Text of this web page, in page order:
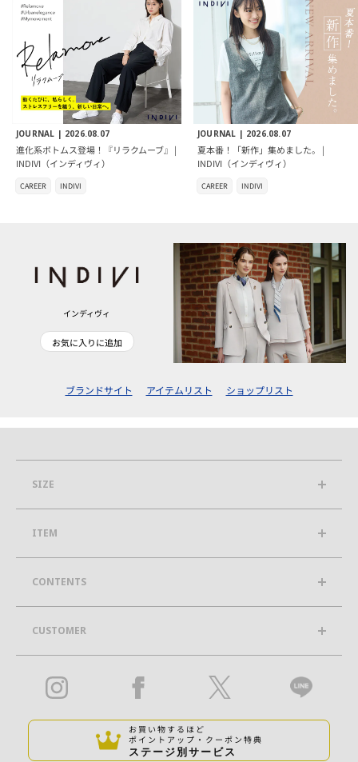
JOURNAL | 2026.08.07
進化系ボトムス登場！『リラクムーブ』 |
INDIVI（インディヴィ）
CAREER INDIVI
JOURNAL | 2026.08.07
夏本番！「新作」集めました。 |
INDIVI（インディヴィ）
CAREER INDIVI
インディヴィ
お気に入りに追加
ブランドサイト アイテムリスト ショップリスト
SIZE
ITEM
CONTENTS
CUSTOMER
お買い物するほど
ポイントアップ・クーポン特典
ステージ別サービス